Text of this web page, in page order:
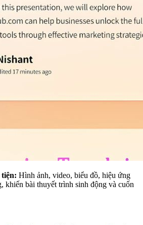
Hình ảnh, video, biểu đồ, hiệu ứng
khiến bài thuyết trình sinh động và cuốn